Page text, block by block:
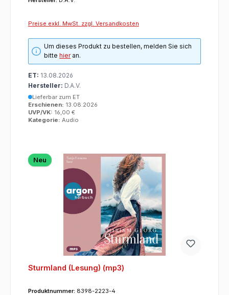
Preise exkl. MwSt. zzgl. Versandkosten
Um dieses Produkt zu bestellen, melden Sie sich
bittehieran.
ET: 13.08.2026
Hersteller: D.A.V.
Lieferbar zum ET
Erschienen: 13.08.2026
UVP/VK: 16,00 €
Kategorie: Audio
Neu
Sturmland (Lesung) (mp3)
Produktnummer: 8398-2223-4